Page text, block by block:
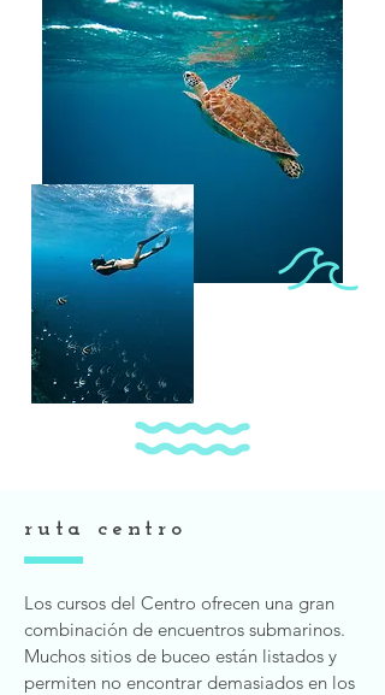
ruta centro
Los cursos del Centro ofrecen una gran
combinación de encuentros submarinos.
Muchos sitios de buceo están listados y
permiten no encontrar demasiados en los